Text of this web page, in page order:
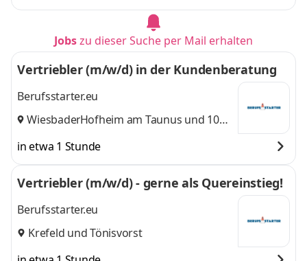
Jobszu dieser Suche per Mail erhalten
Vertriebler (m/w/d) in der Kundenberatung
Berufsstarter.eu
Wiesbaden,
Hofheim am Taunus und 10
in etwa 1 Stunde
Vertriebler (m/w/d) - gerne als Quereinstieg!
Berufsstarter.eu
Krefeld undTönisvorst